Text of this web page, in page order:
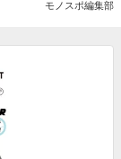
モノスポ編集部